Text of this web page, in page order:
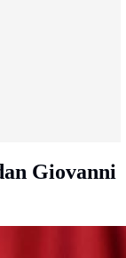
Giovanni